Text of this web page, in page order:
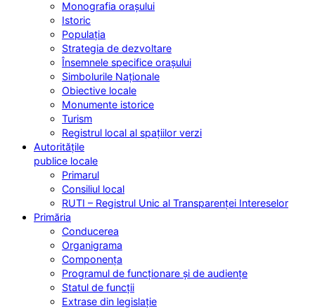
Monografia orașului
Istoric
Populația
Strategia de dezvoltare
Însemnele specifice orașului
Simbolurile Naționale
Obiective locale
Monumente istorice
Turism
Registrul local al spațiilor verzi
Autoritățile
publice locale
Primarul
Consiliul local
RUTI – Registrul Unic al Transparenței Intereselor
Primăria
Conducerea
Organigrama
Componența
Programul de funcționare și de audiențe
Statul de funcții
Extrase din legislație